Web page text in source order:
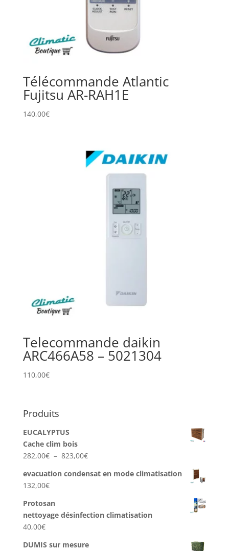
Télécommande Atlantic
Fujitsu AR-RAH1E
140,00€
Telecommande daikin
ARC466A58 – 5021304
110,00€
Produits
EUCALYPTUS
Cache clim bois
282,00€ – 823,00€Plage
prix :
823,00€
evacuation condensat en mode climatisation
132,00€
Protosan
nettoyage désinfection climatisation
40,00€
DUMIS sur mesure